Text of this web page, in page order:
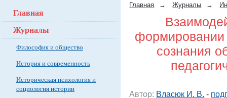
Главная → Журналы →
формировании
сознания
Автор: Власюк И. В. -
Главная
Журналы
Философия и общество
История и современность
Историческая психология и
социология истории